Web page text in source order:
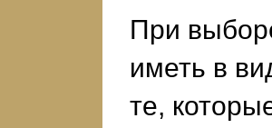
При
иметь в
те,